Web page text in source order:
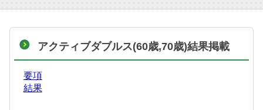
アクティブダブルス(60歳,70歳)結果掲載
要項
結果